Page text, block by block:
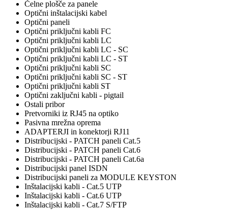
Čelne plošče za panele
Optični inštalacijski kabel
Optični paneli
Optični priključni kabli FC
Optični priključni kabli LC
Optični priključni kabli LC - SC
Optični priključni kabli LC - ST
Optični priključni kabli SC
Optični priključni kabli SC - ST
Optični priključni kabli ST
Optični zaključni kabli - pigtail
Ostali pribor
Pretvorniki iz RJ45 na optiko
Pasivna mrežna oprema
ADAPTERJI in konektorji RJ11
Distribucijski - PATCH paneli Cat.5
Distribucijski - PATCH paneli Cat.6
Distribucijski - PATCH paneli Cat.6a
Distribucijski panel ISDN
Distribucijski paneli za MODULE KEYSTON
Inštalacijski kabli - Cat.5 UTP
Inštalacijski kabli - Cat.6 UTP
Inštalacijski kabli - Cat.7 S/FTP